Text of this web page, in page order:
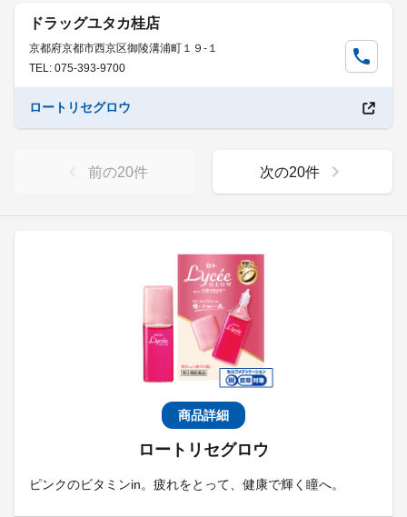
商品詳細
ロートリセグロウ
ピンクのビタミンin。疲れをとって、健康で輝く瞳へ。
ドラッグユタカ桂店
京都府京都市西京区御陵溝浦町１９-１
TEL: 075-393-9700
ロートリセグロウ
前の20件 次の20件